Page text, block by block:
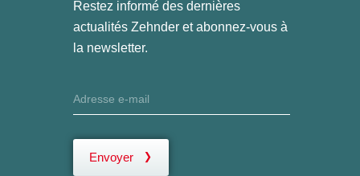
Restez informé des dernières
actualités Zehnder et abonnez-vous à
la newsletter.
Envoyer